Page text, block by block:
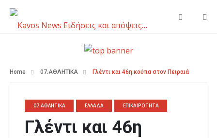
Home 07.ΑΘΛΗΤΙΚΑ Γλέντι και 46η κούπα στον Πειραιά
07.ΑΘΛΗΤΙΚΑ ΕΛΛΑΔΑ ΕΠΙΚΑΙΡΟΤΗΤΑ
Γλέντι και 46η